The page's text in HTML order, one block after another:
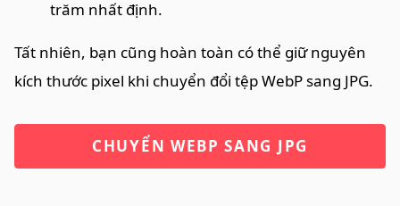
trăm nhất định.
Tất nhiên, bạn cũng hoàn toàn có thể giữ nguyên
kích thước pixel khi chuyển đổi tệp WebP sang JPG.
CHUYỂN WEBP SANG JPG